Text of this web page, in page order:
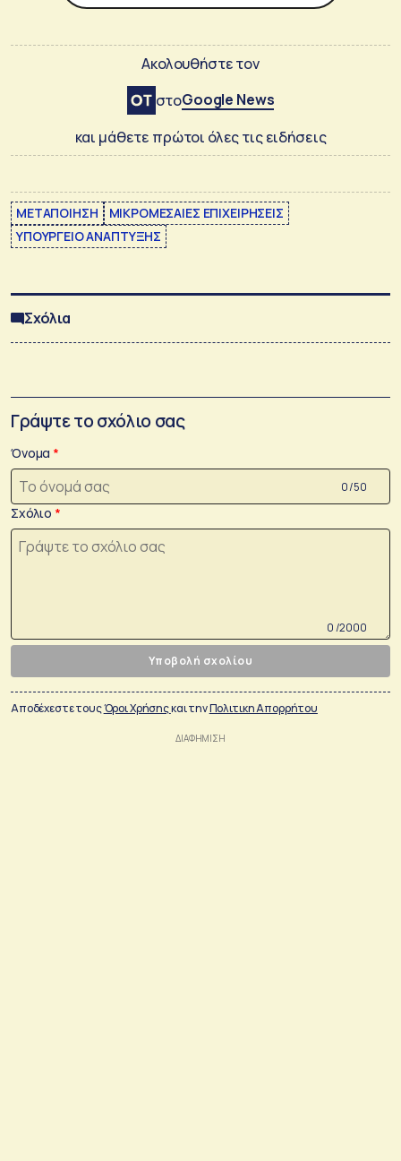
Ακολουθήστε τον
στοGoogle News
και μάθετε πρώτοι όλες τις ειδήσεις
ΜΕΤΑΠΟΙΗΣΗ
ΜΙΚΡΟΜΕΣΑΙΕΣ ΕΠΙΧΕΙΡΗΣΕΙΣ
ΥΠΟΥΡΓΕΙΟ ΑΝΑΠΤΥΞΗΣ
Σχόλια
Γράψτε το σχόλιο σας
Όνομα
0 /50
Σχόλιο
0 /2000
Υποβολή σχολίου
Αποδέχεστε τουςΌροι Χρήσηςκαι τηνΠολιτικη Απορρήτου